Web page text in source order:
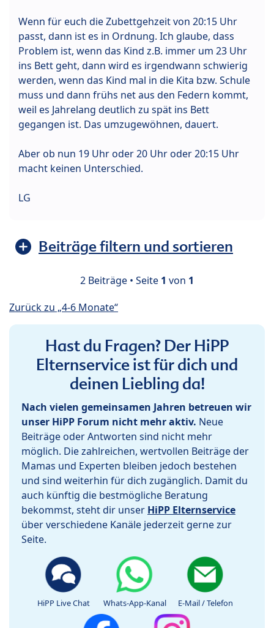
Wenn für euch die Zubettgehzeit von 20:15 Uhr
passt, dann ist es in Ordnung. Ich glaube, dass
Problem ist, wenn das Kind z.B. immer um 23 Uhr
ins Bett geht, dann wird es irgendwann schwierig
werden, wenn das Kind mal in die Kita bzw. Schule
muss und dann frühs net aus den Federn kommt,
weil es Jahrelang deutlich zu spät ins Bett
gegangen ist. Das umzugewöhnen, dauert.
Aber ob nun 19 Uhr oder 20 Uhr oder 20:15 Uhr
macht keinen Unterschied.
LG
Beiträge filtern und sortieren
2 Beiträge • Seite 1 von 1
Zurück zu „4-6 Monate“
Hast du Fragen? Der HiPP
Elternservice ist für dich und
deinen Liebling da!
Nach vielen gemeinsamen Jahren betreuen wir
unser HiPP Forum nicht mehr aktiv. Neue
Beiträge oder Antworten sind nicht mehr
möglich. Die zahlreichen, wertvollen Beiträge der
Mamas und Experten bleiben jedoch bestehen
und sind weiterhin für dich zugänglich. Damit du
auch künftig die bestmögliche Beratung
bekommst, steht dir unser HiPP Elternservice
über verschiedene Kanäle jederzeit gerne zur
Seite.
HiPP Live Chat Whats-App-Kanal E-Mail / Telefon